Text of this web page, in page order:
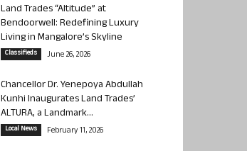
Land Trades “Altitude” at
Bendoorwell: Redefining Luxury
Living in Mangalore’s Skyline
Classifieds June 26, 2026
Chancellor Dr. Yenepoya Abdullah
Kunhi Inaugurates Land Trades’
ALTURA, a Landmark...
Local News February 11, 2026